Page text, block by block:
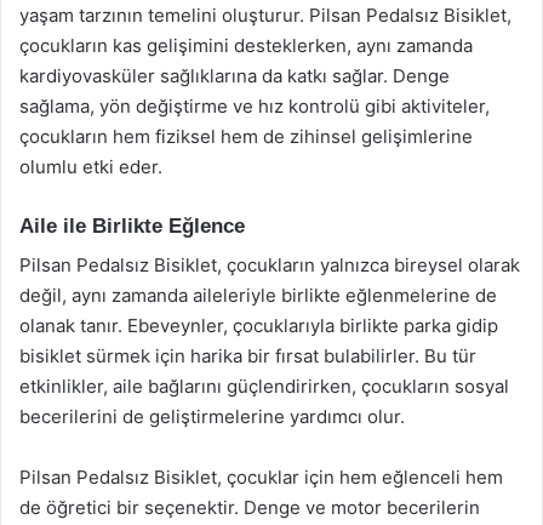
yaşam tarzının temelini oluşturur. Pilsan Pedalsız Bisiklet,
çocukların kas gelişimini desteklerken, aynı zamanda
kardiyovasküler sağlıklarına da katkı sağlar. Denge
sağlama, yön değiştirme ve hız kontrolü gibi aktiviteler,
çocukların hem fiziksel hem de zihinsel gelişimlerine
olumlu etki eder.
Aile ile Birlikte Eğlence
Pilsan Pedalsız Bisiklet, çocukların yalnızca bireysel olarak
değil, aynı zamanda aileleriyle birlikte eğlenmelerine de
olanak tanır. Ebeveynler, çocuklarıyla birlikte parka gidip
bisiklet sürmek için harika bir fırsat bulabilirler. Bu tür
etkinlikler, aile bağlarını güçlendirirken, çocukların sosyal
becerilerini de geliştirmelerine yardımcı olur.
Pilsan Pedalsız Bisiklet, çocuklar için hem eğlenceli hem
de öğretici bir seçenektir. Denge ve motor becerilerin